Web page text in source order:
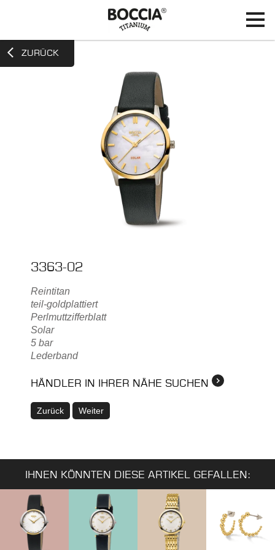
ZURÜCK
3363-02
Reintitan
teil-goldplattiert
Perlmuttzifferblatt
Solar
5 bar
Lederband
HÄNDLER IN IHRER NÄHE SUCHEN
Zurück Weiter
IHNEN KÖNNTEN DIESE ARTIKEL GEFALLEN: